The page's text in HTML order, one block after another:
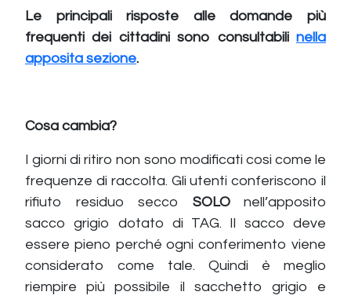
Le principali risposte alle domande più
frequenti dei cittadini sono consultabili nella
apposita sezione.
Cosa cambia?
I giorni di ritiro non sono modificati cosi come le
frequenze di raccolta. Gli utenti conferiscono il
rifiuto residuo secco SOLOnell’apposito
sacco grigio dotato di TAG. Il sacco deve
essere pieno perché ogni conferimento viene
considerato come tale. Quindi è meglio
riempire più possibile il sacchetto grigio e